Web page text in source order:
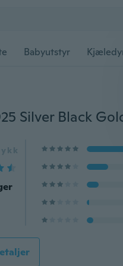
Babyutstyr